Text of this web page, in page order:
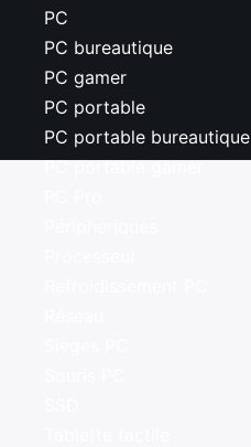
PC
PC bureautique
PC gamer
PC portable
PC portable bureautique
PC portable gamer